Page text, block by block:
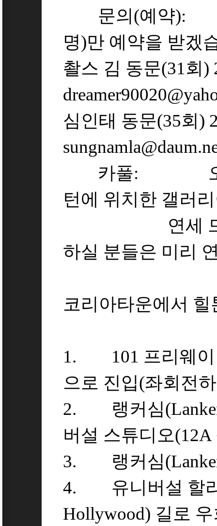
문의(예약): 선
명)만 예약을 받겠
촬스 김 동문(31회)
심인태 동문(35회)
카풀: 오후 5
턴에 위치한 갤러
연세 드신
하실 분들은 미리
코리아타운에서
1. 101 프리웨이
으로 진입(좌회전
2. 랭커심
버설 스튜디오
3. 랭커심
4. 유니버설 할리
Hollywood) 길로